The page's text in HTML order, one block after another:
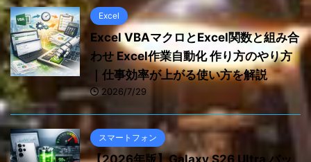
Excel
Excel VBAマクロとExcel関数と組み合
わせ Excel作業自動化 作り方のやり方
｜仕事効率が上がる使い方を解説
2026/7/29
スマートフォン
【2026年版】Galaxy S26 Ultra バッ